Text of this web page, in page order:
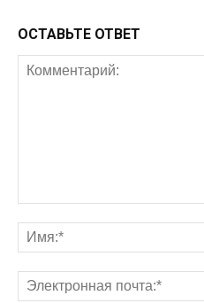
ОСТАВЬТЕ ОТВЕТ